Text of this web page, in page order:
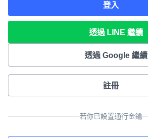
登入
透過 LINE 繼續
透過 Google 繼續
註冊
若你已設置通行金鑰